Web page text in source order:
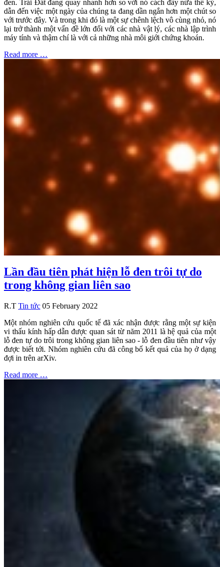
đen. Trái Đất đang quay nhanh hơn so với nó cách đây nửa thế kỷ,
dẫn đến việc một ngày của chúng ta đang dần ngắn hơn một chút so
với trước đây. Và trong khi đó là một sự chênh lệch vô cùng nhỏ, nó
lại trở thành một vấn đề lớn đối với các nhà vật lý, các nhà lập trình
máy tính và thậm chí là với cả những nhà môi giới chứng khoán.
Read more …
Lần đầu tiên phát hiện lỗ đen trôi tự do
trong không gian liên sao
R.T Tin tức 05 February 2022
Một nhóm nghiên cứu quốc tế đã xác nhận được rằng một sự kiện
vi thấu kính hấp dẫn được quan sát từ năm 2011 là hệ quả của một
lỗ đen tự do trôi trong không gian liên sao - lỗ đen đầu tiên như vậy
được biết tới. Nhóm nghiên cứu đã công bố kết quả của họ ở dạng
đợi in trên arXiv.
Read more …